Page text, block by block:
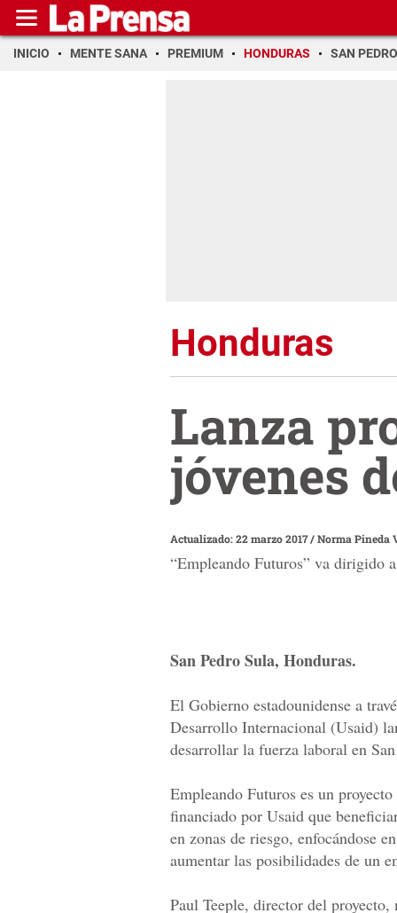
INICIO MENTE SANA PREMIUM HONDURAS SAN PEDRO
Honduras
Lanza
jóvenes
Actualizado: 22 marzo 2017/Norma Pineda
“Empleando Futuros” va dirigido
San Pedro Sula, Honduras.
El Gobierno estadounidense a
Desarrollo Internacional (Usaid)
desarrollar la fuerza laboral en
Empleando Futuros es un
financiado por Usaid que
en zonas de riesgo, enfocándose
aumentar las posibilidades de un
Paul Teeple, director del